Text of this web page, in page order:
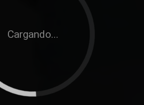
Cargando...